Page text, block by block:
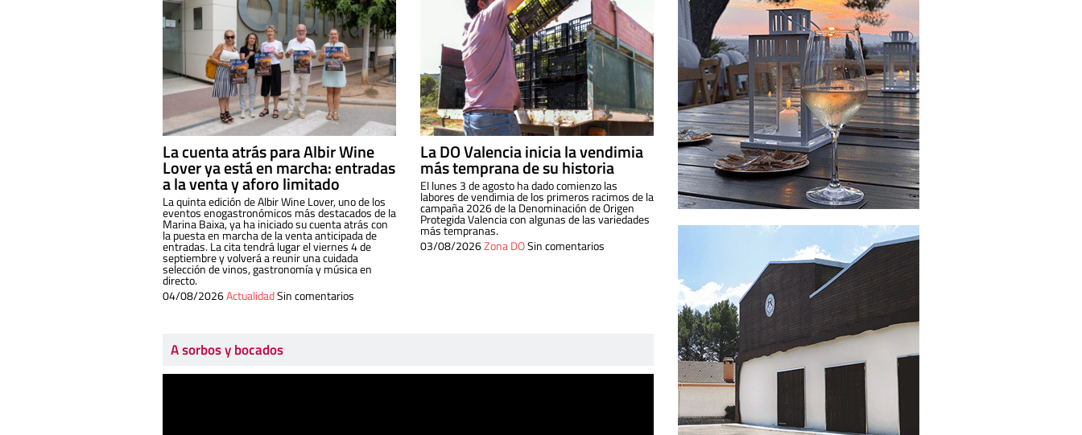
La cuenta atrás para Albir Wine
Lover ya está en marcha: entradas
a la venta y aforo limitado
La quinta edición de Albir Wine Lover, uno de los
eventos enogastronómicos más destacados de la
Marina Baixa, ya ha iniciado su cuenta atrás con
la puesta en marcha de la venta anticipada de
entradas. La cita tendrá lugar el viernes 4 de
septiembre y volverá a reunir una cuidada
selección de vinos, gastronomía y música en
directo.
04/08/2026ActualidadSin comentarios
La DO Valencia inicia la vendimia
más temprana de su historia
El lunes 3 de agosto ha dado comienzo las
labores de vendimia de los primeros racimos de la
campaña 2026 de la Denominación de Origen
Protegida Valencia con algunas de las variedades
más tempranas.
03/08/2026Zona DOSin comentarios
A sorbos y bocados